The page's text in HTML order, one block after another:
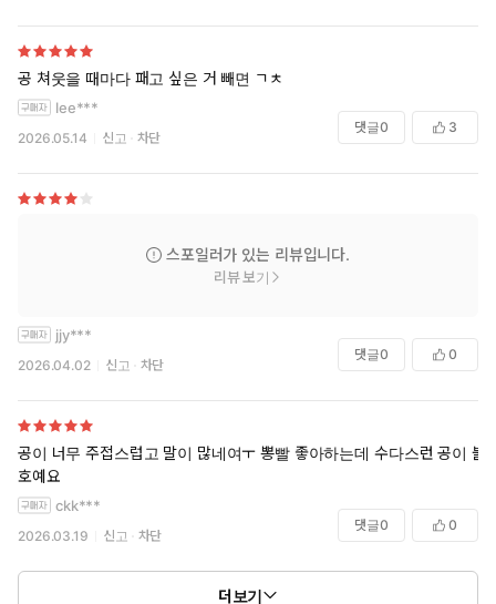
공 쳐웃을 때마다 패고 싶은 거 빼면 ㄱㅊ
lee***
2026.05.14 신고 차단
댓글0 3
스포일러가 있는 리뷰입니다.
리뷰 보기
jjy***
2026.04.02 신고 차단
댓글0 0
공이 너무 주접스럽고 말이 많네여ㅜ 뽕빨 좋아하는데 수다스런 공이 불
호예요
ckk***
2026.03.19 신고 차단
댓글0 0
더보기